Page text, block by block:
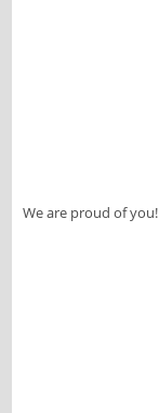
We are proud of you!